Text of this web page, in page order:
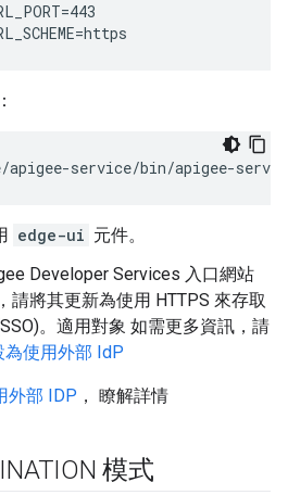
apigee-service/bin/apigee-
edge-ui 元件。
Developer Services 入口網站
請將其更新為使用 HTTPS 來存取
。適用對象 如需更多資訊，請
為使用外部 IdP
外部 IDP ， 瞭解詳情
模式